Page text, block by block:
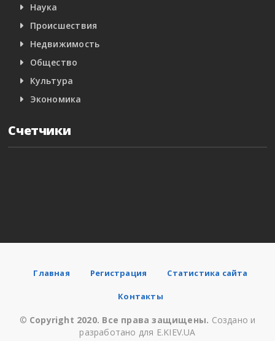
Наука
Происшествия
Недвижимость
Общество
Культура
Экономика
Счетчики
Главная Регистрация Статистика сайта
Контакты
© Copyright 2020. Все права защищены. Создано и
разработано для E.KIEV.UA